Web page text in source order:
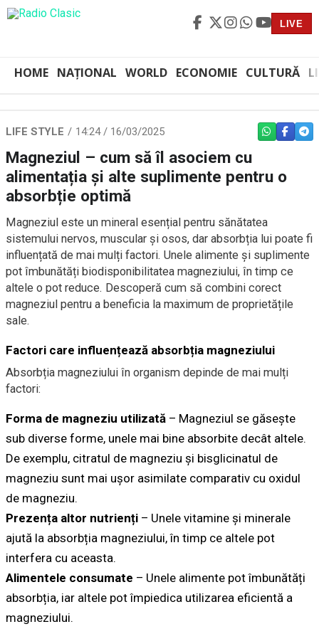
LIVE
HOME NAȚIONAL WORLD ECONOMIE CULTURĂ
LIFE STYLE 14:24 / 16/03/2025 WHATSAPP
Magneziul – cum să îl asociem cu
alimentația și alte suplimente pentru o
absorbție optimă
Magneziul este un mineral esențial pentru sănătatea
sistemului nervos, muscular și osos, dar absorbția lui poate fi
influențată de mai mulți factori. Unele alimente și suplimente
pot îmbunătăți biodisponibilitatea magneziului, în timp ce
altele o pot reduce. Descoperă cum să combini corect
magneziul pentru a beneficia la maximum de proprietățile
sale.
Factori care influențează absorbția magneziului
Absorbția magneziului în organism depinde de mai mulți
factori:
Forma de magneziu utilizată – Magneziul se găsește
sub diverse forme, unele mai bine absorbite decât altele.
De exemplu, citratul de magneziu și bisglicinatul de
magneziu sunt mai ușor asimilate comparativ cu oxidul
de magneziu.
Prezența altor nutrienți – Unele vitamine și minerale
ajută la absorbția magneziului, în timp ce altele pot
interfera cu aceasta.
Alimentele consumate – Unele alimente pot îmbunătăți
absorbția, iar altele pot împiedica utilizarea eficientă a
magneziului.